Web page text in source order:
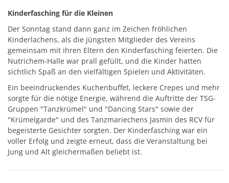
Kinderfasching für die Kleinen
Der Sonntag stand dann ganz im Zeichen fröhlichen
Kinderlachens, als die jüngsten Mitglieder des Vereins
gemeinsam mit ihren Eltern den Kinderfasching feierten. Die
Nutrichem-Halle war prall gefüllt, und die Kinder hatten
sichtlich Spaß an den vielfältigen Spielen und Aktivitäten.
Ein beeindruckendes Kuchenbuffet, leckere Crepes und mehr
sorgte für die nötige Energie, während die Auftritte der TSG-
Gruppen "Tanzkrümel" und "Dancing Stars" sowie der
"Krümelgarde" und des Tanzmariechens Jasmin des RCV für
begeisterte Gesichter sorgten. Der Kinderfasching war ein
voller Erfolg und zeigte erneut, dass die Veranstaltung bei
Jung und Alt gleichermaßen beliebt ist.